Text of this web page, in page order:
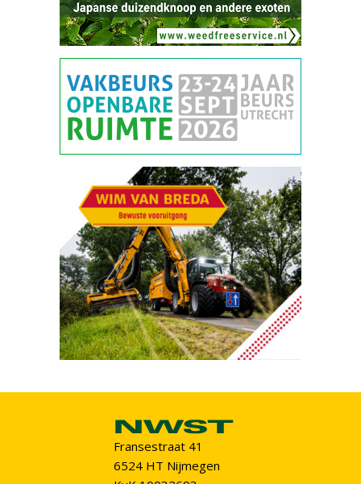
Fransestraat 41
6524 HT Nijmegen